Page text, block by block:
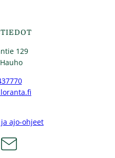
129
ajo-ohjeet